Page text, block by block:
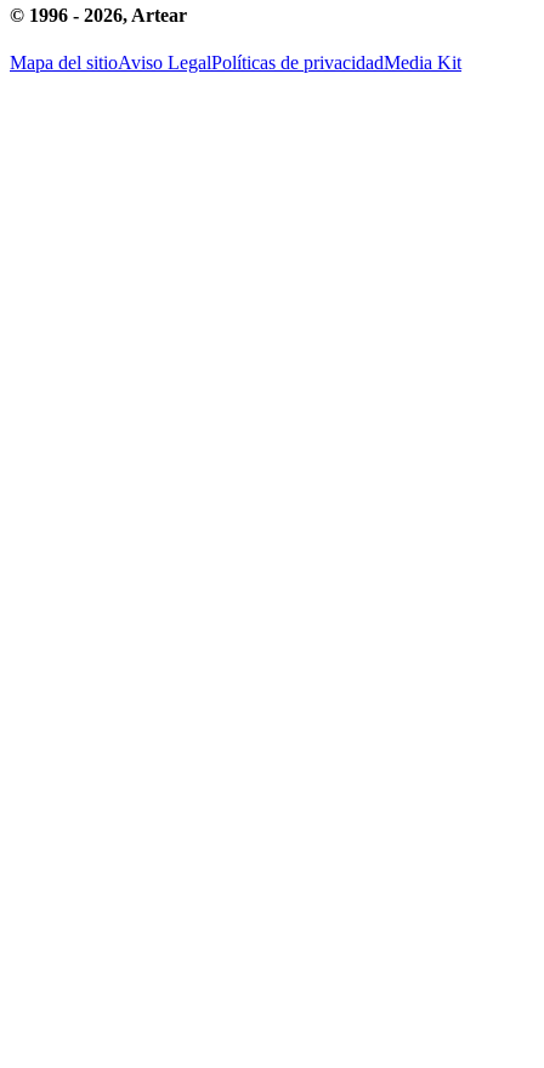
© 1996 - 2026, Artear
Mapa del sitioAviso LegalPolíticas de privacidadMedia Kit